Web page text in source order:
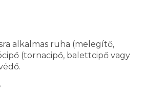
alkalmas ruha (melegítő,
(tornacipő, balettcipő vagy